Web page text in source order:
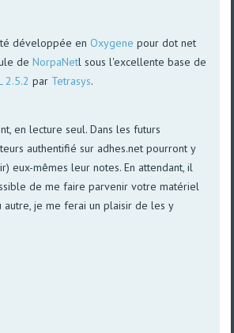
développée en Oxygene pour dot net
deNorpaNetl sous l'excellente base de
2.5.2 par Tetrasys.
en lecture seul. Dans les futurs
authentifié sur adhes.net pourront y
eux-mêmes leur notes. En attendant, il
de me faire parvenir votre matériel
autre, je me ferai un plaisir de les y